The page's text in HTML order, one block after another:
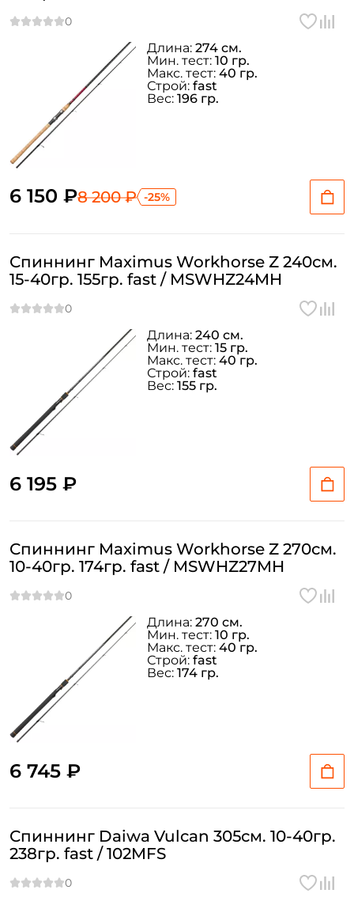
6 150 ₽8 200 ₽ -25%
Длина: 274 см.
Мин. тест: 10 гр.
Макс. тест: 40 гр.
Строй: fast
Вес: 196 гр.
Спиннинг Maximus Workhorse Z 240см.
15-40гр. 155гр. fast / MSWHZ24MH
6 195 ₽
Длина: 240 см.
Мин. тест: 15 гр.
Макс. тест: 40 гр.
Строй: fast
Вес: 155 гр.
Спиннинг Maximus Workhorse Z 270см.
10-40гр. 174гр. fast / MSWHZ27MH
6 745 ₽
Длина: 270 см.
Мин. тест: 10 гр.
Макс. тест: 40 гр.
Строй: fast
Вес: 174 гр.
Спиннинг Daiwa Vulcan 305см. 10-40гр.
238гр. fast / 102MFS
Создать аккаунт
Email: *
Повторите пароль: *
Заполняя данную форму вы соглашаетесь на обработку